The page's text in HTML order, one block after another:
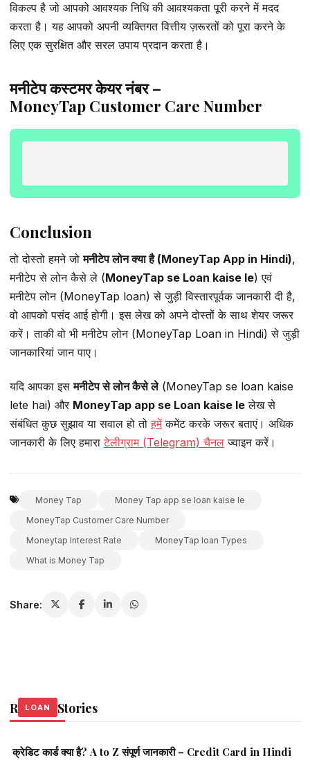
विकल्प है जो आपको आवश्यक निधि की आवश्यकता पूरी करने में मदद
करता है। यह आपको अपनी व्यक्तिगत वित्तीय ज़रूरतों को पूरा करने के
लिए एक सुरक्षित और सरल उपाय प्रदान करता है।
मनीटेप कस्टमर केयर नंबर –
MoneyTap Customer Care Number
Conclusion
तो दोस्तो हमने जोमनीटेप लोन क्या है (MoneyTap App in Hindi),
मनीटेप से लोन कैसे ले (MoneyTap se Loan kaise le) एवं
मनीटेप लोन (MoneyTap loan) से जुड़ी विस्तारपूर्वक जानकारी दी है,
वो आपको पसंद आई होगी। इस लेख को अपने दोस्तों के साथ शेयर जरूर
करें। ताकी वो भी मनीटेप लोन (MoneyTap Loan in Hindi) से जुड़ी
जानकारियां जान पाए।
यदि आपका इसमनीटेप से लोन कैसे ले(MoneyTap se loan kaise
lete hai) और MoneyTap app se Loan kaise le लेख से
संबंधित कुछ सुझाव या सवाल हो तोहमेंकमेंट करके जरूर बताएं। अधिक
जानकारी के लिए हमाराटेलीग्राम (Telegram) चैनल ज्वाइन करें।
Money Tap
Money Tap app se loan kaise le
MoneyTap Customer Care Number
Moneytap Interest Rate
MoneyTap loan Types
What is Money Tap
Share:
Related Stories
LOAN
क्रेडिट कार्ड क्या है? A to Z संपूर्ण जानकारी – Credit Card in Hindi
LOAN
LOAN